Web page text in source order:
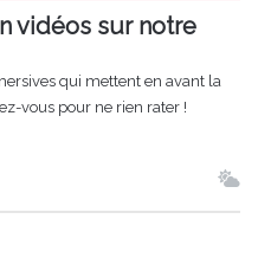
vidéos sur notre
qui mettent en avant la
vous pour ne rien rater !